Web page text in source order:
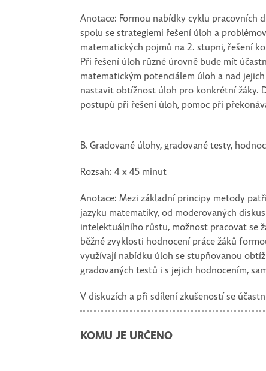
Anotace: Formou nabídky cyklu pracovních
spolu se strategiemi řešení úloh a
matematických pojmů na 2. stupni, řešení
Při řešení úloh různé úrovně bude mít
matematickým potenciálem úloh a nad
nastavit obtížnost úloh pro konkrétní žáky.
postupů při řešení úloh, pomoc při
B. Gradované úlohy, gradované testy,
Rozsah: 4 x 45 minut
Anotace: Mezi základní principy metody
jazyku matematiky, od moderovaných
intelektuálního růstu, možnost pracovat se
běžné zvyklosti hodnocení práce žáků
využívají nabídku úloh se stupňovanou
gradovaných testů i s jejich hodnocením,
V diskuzích a při sdílení zkušeností se
KOMU JE URČENO